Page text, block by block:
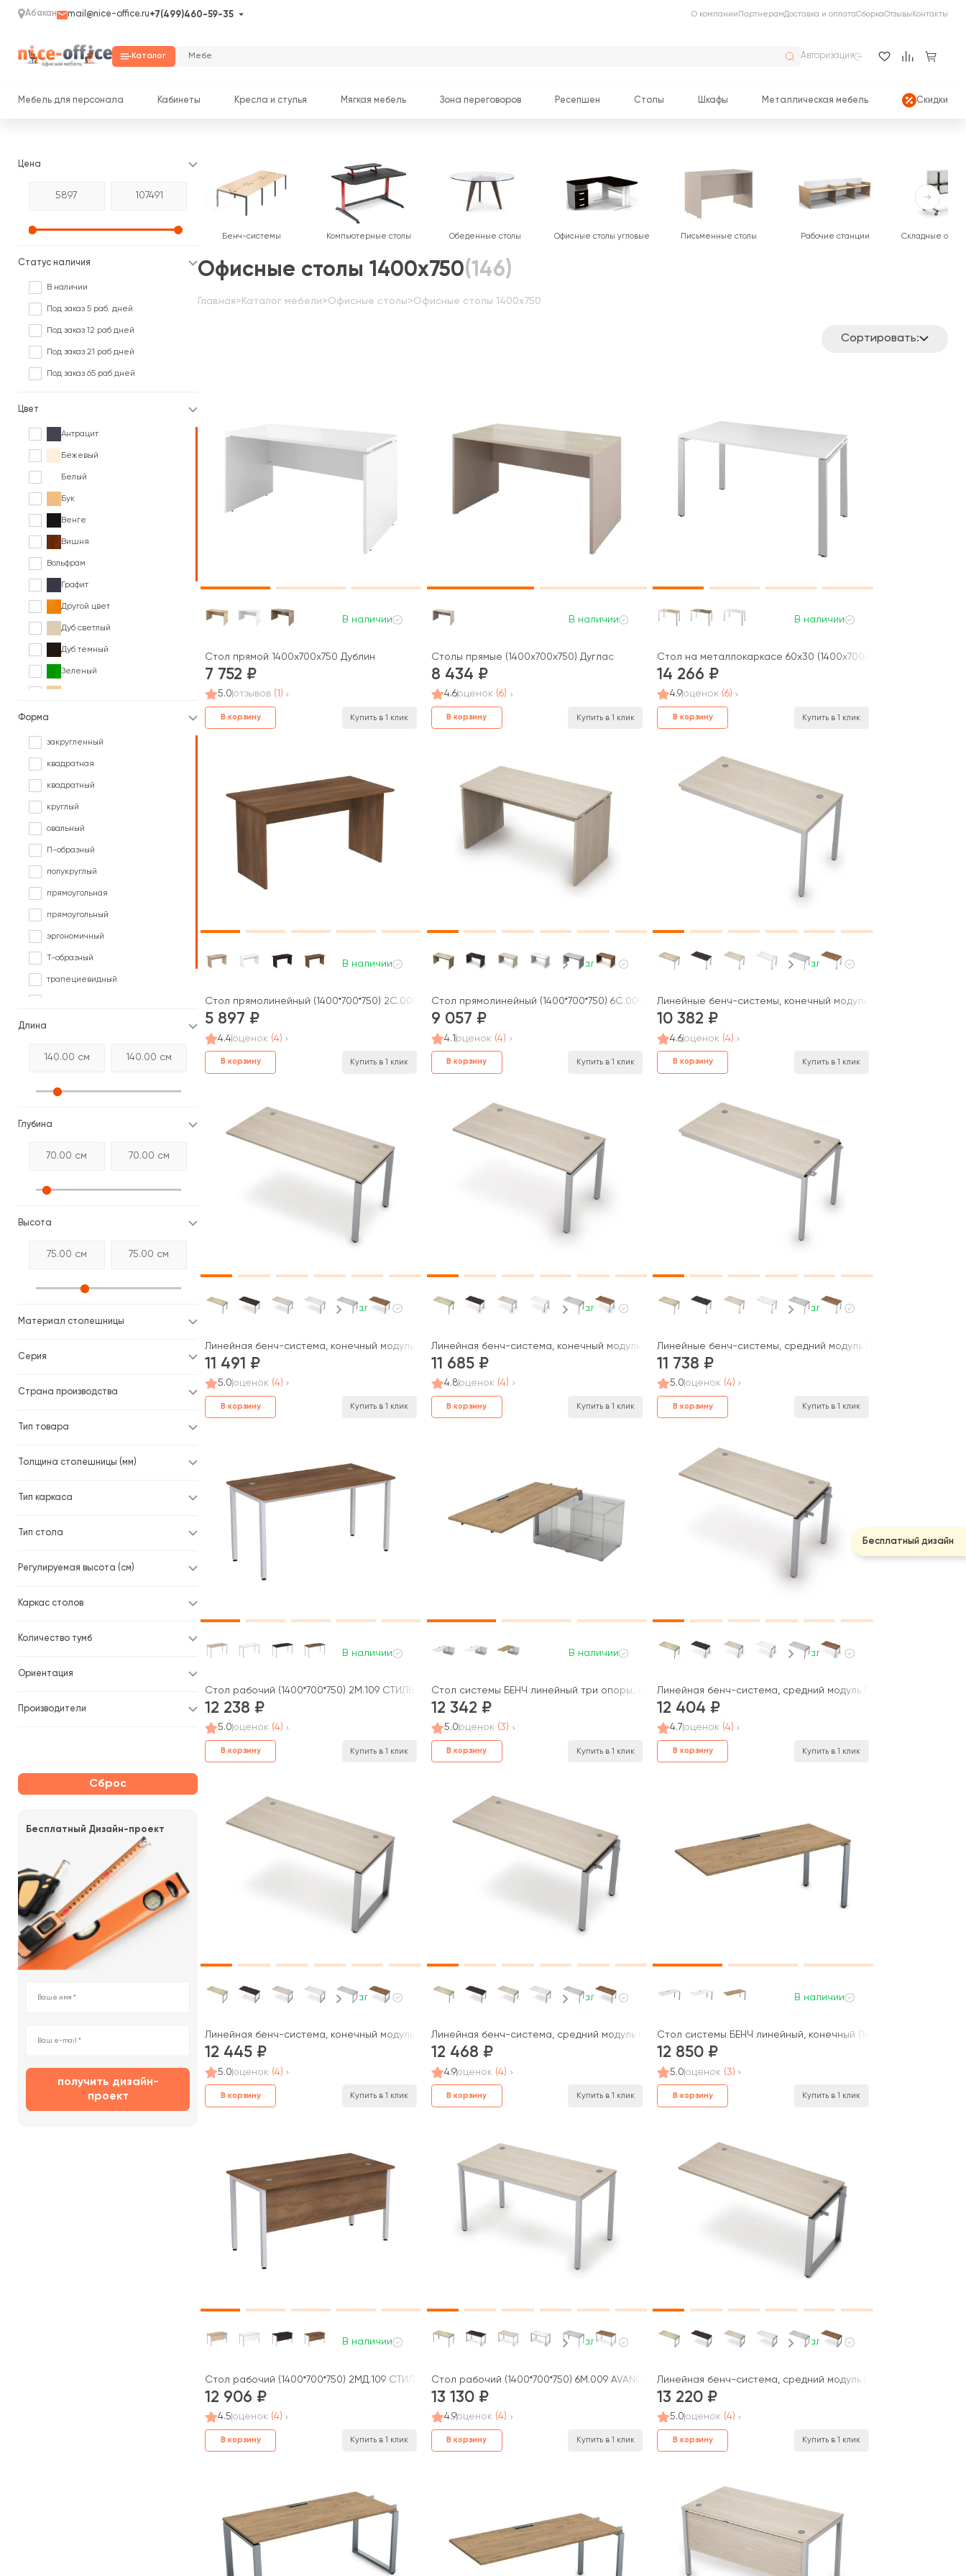
Абакан mail@nice-office.ru+7(499)460-59-35 О компании ПартнерамДоставка и оплатаСборкаОтзывы Контакты
Каталог Авторизация
Мебель для персонала Кабинеты Кресла и стулья Мягкая мебель Зона переговоров Ресепшен Столы Шкафы Металлическая мебель Скидки
Цена
Статус наличия
В наличии
Под заказ 5 раб. дней
Под заказ 12 раб дней
Под заказ 21 раб дней
Под заказ 65 раб дней
Цвет
Антрацит
Бежевый
Белый
Бук
Венге
Вишня
Вольфрам
Графит
Другой цвет
Дуб светлый
Дуб темный
Зеленый
Форма
закругленный
квадратная
квадратный
круглый
овальный
П-образный
полукруглый
прямоугольная
прямоугольный
эргономичный
Т-образный
трапециевидный
Длина
Глубина
Высота
Материал столешницы
Серия
Страна производства
Тип товара
Толщина столешницы (мм)
Тип каркаса
Тип стола
Регулируемая высота (см)
Каркас столов
Количество тумб
Ориентация
Производители
Сброс
Бесплатный Дизайн-проект
получить дизайн-
проект
Офисные столы 1400х750(146)
Главная> Каталог мебели>Офисные столы>Офисные столы 1400х750
Сортировать:
В наличии
Стол прямой 1400х700х750 Дублин
7 752
5.0 отзывов (1)
В корзину Купить в 1 клик
В наличии
Столы прямые (1400х700х750) Дуглас
8 434
4.6оценок (6)
В корзину Купить в 1 клик
В наличии
Стол на металлокаркасе 60х30 (1400х700х750) Дублин металл
14 266
4.9оценок (6)
В корзину Купить в 1 клик
В наличии
Стол прямолинейный (1400*700*750) 2С.009 СТИЛЬ
5 897
4.4оценок (4)
В корзину Купить в 1 клик
В наличии
Стол прямолинейный (1400*700*750) 6С.009 AVANCE
9 057
4.1 оценок (4)
В корзину Купить в 1 клик
В наличии
Линейные бенч-системы, конечный модуль (1400*700*750)
10 382
4.6оценок (4)
В корзину Купить в 1 клик
В наличии
Линейная бенч-система, конечный модуль (1400*700*750) 6МБК.6179 AVANCE
11 491
5.0оценок (4)
В корзину Купить в 1 клик
В наличии
Линейная бенч-система, конечный модуль (1400*700*750) 6МБК.5179 AVANCE
11 685
4.8оценок (4)
В корзину Купить в 1 клик
В наличии
Линейные бенч-системы, средний модуль (1400*700*750)
11 738
5.0оценок (4)
В корзину Купить в 1 клик
В наличии
Стол рабочий (1400*700*750) 2М.109 СТИЛЬ
12 238
5.0 оценок (4)
В корзину Купить в 1 клик
В наличии
Стол системы БЕНЧ линейный три опоры, средний (1400*700*750) СТС.979 GLOSS
12 342
5.0оценок (3)
В корзину Купить в 1 клик
В наличии
Линейная бенч-система, средний модуль (1400*700*750)
12 404
4.7 оценок (4)
В корзину Купить в 1 клик
В наличии
Линейная бенч-система, конечный модуль (1400*700*750) 6МБК-О.6179 AVANCE
12 445
5.0оценок (4)
В корзину Купить в 1 клик
В наличии
Линейная бенч-система, средний модуль (1400*700*750) 6МБС.6179 AVANCE
12 468
4.9оценок (4)
В корзину Купить в 1 клик
В наличии
Стол системы БЕНЧ линейный, конечный (1400*700*750) СЛК-
12 850
5.0оценок (3)
В корзину Купить в 1 клик
В наличии
Стол рабочий (1400*700*750) 2МД.109 СТИЛЬ
12 906
4.5 оценок (4)
В корзину Купить в 1 клик
В наличии
Стол рабочий (1400*700*750) 6М.009 AVANCE
13 130
4.9оценок (4)
В корзину Купить в 1 клик
В наличии
Линейная бенч-система, средний модуль (1400*700*750) 6МБС-
13 220
5.0 оценок (4)
В корзину Купить в 1 клик
Бенч-системы Компьютерные столы Обеденные столы Офисные столы угловые Письменные столы Рабочие станции Складные
Бесплатный дизайн